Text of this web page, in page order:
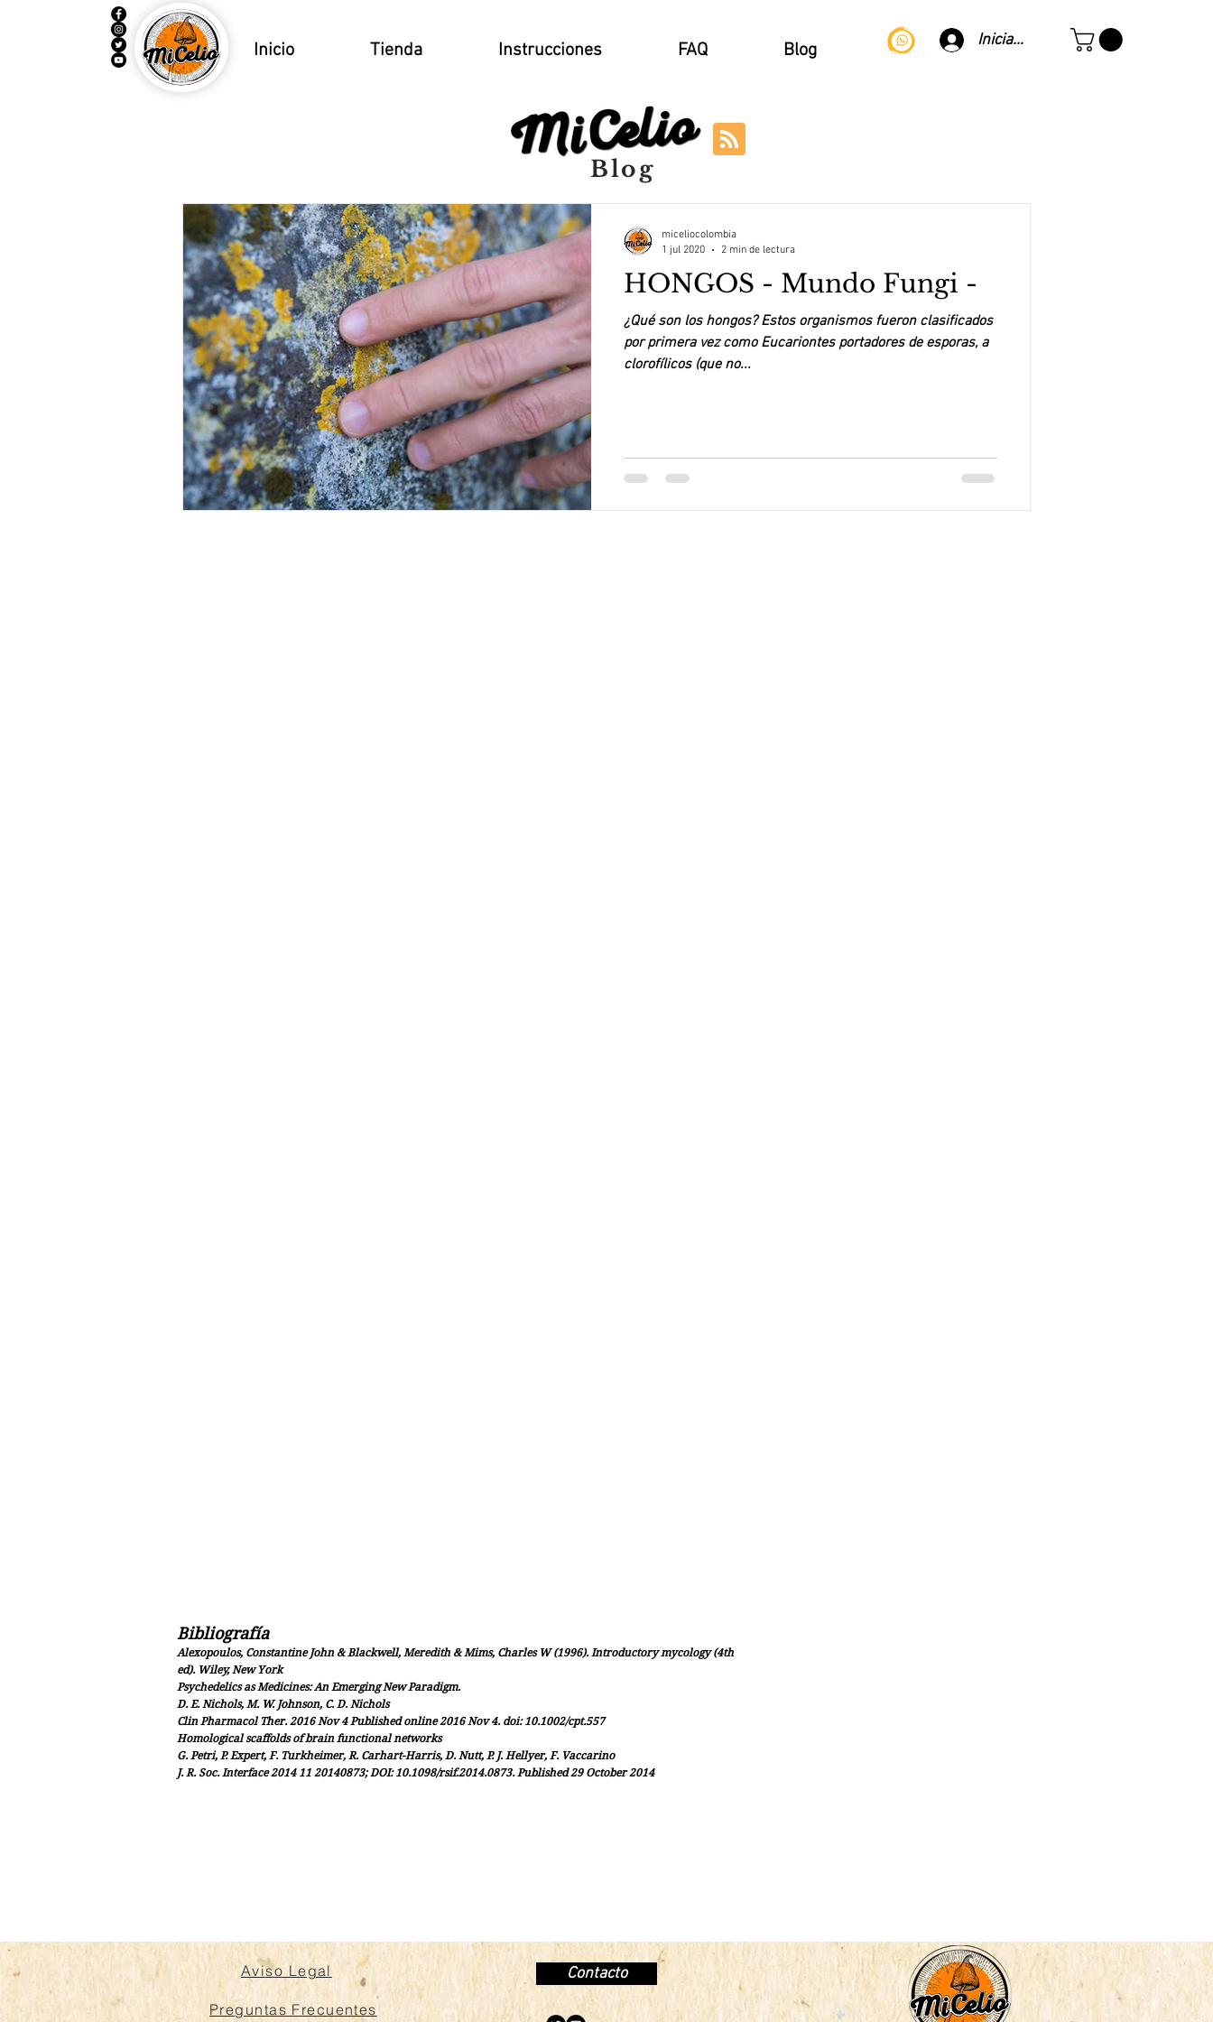
Inicio Tienda Instrucciones FAQ Blog Iniciar sesión
Blog
HONGOS - Mundo Fungi -
¿Qué son los hongos? Estos organismos fueron clasificados
por primera vez como Eucariontes portadores de esporas, a
clorofílicos (que no...
miceliocolombia
1 jul 2020
2 min de lectura
Bibliografía
Alexopoulos, Constantine John & Blackwell, Meredith & Mims, Charles W (1996). Introductory mycology (4th
ed). Wiley, New York
Psychedelics as Medicines: An Emerging New Paradigm.
D. E. Nichols, M. W. Johnson, C. D. Nichols
Clin Pharmacol Ther. 2016 Nov 4 Published online 2016 Nov 4. doi: 10.1002/cpt.557
Homological scaffolds of brain functional networks
G. Petri, P. Expert, F. Turkheimer, R. Carhart-Harris, D. Nutt, P. J. Hellyer, F. Vaccarino
J. R. Soc. Interface 2014 11 20140873; DOI: 10.1098/rsif.2014.0873. Published 29 October 2014
Aviso Legal
Preguntas Frecuentes
Contacto